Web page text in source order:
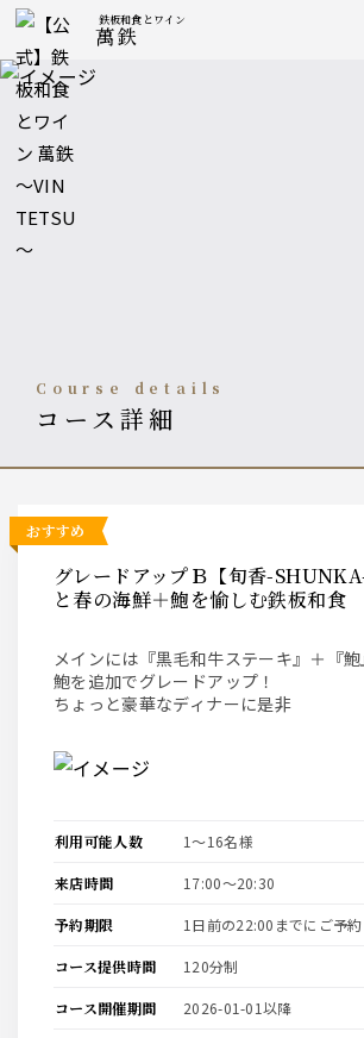
鉄板和食とワイン
萬鉄
course details
コース詳細
おすすめ
グレードアップＢ【旬香-SHUNKA-】黒毛和牛
と春の海鮮＋鮑を愉しむ鉄板和食
メインには『黒毛和牛ステーキ』＋『
鮑を追加でグレードアップ！
ちょっと豪華なディナーに是非
利用可能人数 1〜16名様
来店時間 17:00〜20:30
予約期限 1日前の22:00までにご予
コース提供時間 120分制
コース開催期間 2026-01-01以降